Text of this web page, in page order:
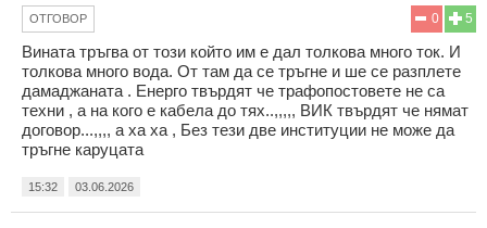
5
0
ОТГОВОР
Вината тръгва от този който им е дал толкова много ток. И
толкова много вода. От там да се тръгне и ше се разплете
дамаджаната . Енерго твърдят че трафопостовете не са
техни , а на кого е кабела до тях..,,,,, ВИК твърдят че нямат
договор...,,,, а ха ха , Без тези две институции не може да
тръгне каруцата
15:32 03.06.2026